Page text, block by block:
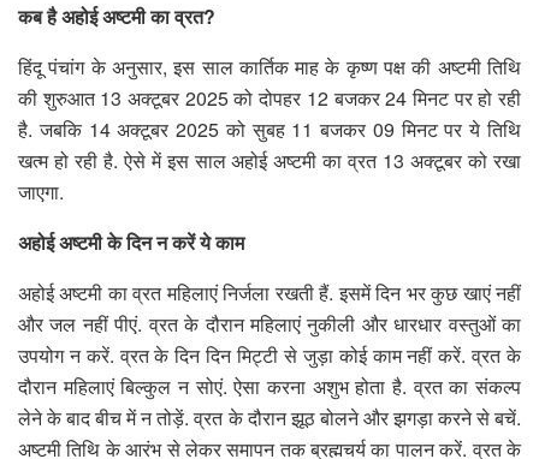
कब है अहोई अष्टमी का व्रत?
हिंदू पंचांग के अनुसार, इस साल कार्तिक माह के कृष्ण पक्ष की अष्टमी तिथि
की शुरुआत 13 अक्टूबर 2025 को दोपहर 12 बजकर 24 मिनट पर हो रही
है. जबकि 14 अक्टूबर 2025 को सुबह 11 बजकर 09 मिनट पर ये तिथि
खत्म हो रही है. ऐसे में इस साल अहोई अष्टमी का व्रत 13 अक्टूबर को रखा
जाएगा.
अहोई अष्टमी के दिन न करें ये काम
अहोई अष्टमी का व्रत महिलाएं निर्जला रखती हैं. इसमें दिन भर कुछ खाएं नहीं
और जल नहीं पीएं. व्रत के दौरान महिलाएं नुकीली और धारधार वस्तुओं का
उपयोग न करें. व्रत के दिन दिन मिट्टी से जुड़ा कोई काम नहीं करें. व्रत के
दौरान महिलाएं बिल्कुल न सोएं. ऐसा करना अशुभ होता है. व्रत का संकल्प
लेने के बाद बीच में न तोड़ें. व्रत के दौरान झूठ बोलने और झगड़ा करने से बचें.
अष्टमी तिथि के आरंभ से लेकर समापन तक ब्रह्मचर्य का पालन करें. व्रत के